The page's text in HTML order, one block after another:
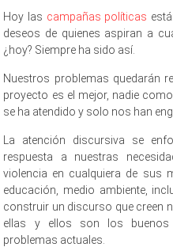
Hoy las campañas políticas
deseos de quienes aspiran a
¿hoy? Siempre ha sido así.
Nuestros problemas quedarán
proyecto es el mejor, nadie
se ha atendido y solo nos han
La atención discursiva se
respuesta a nuestras
violencia en cualquiera de sus
educación, medio ambiente,
construir un discurso que creen
ellas y ellos son los buenos
problemas actuales.